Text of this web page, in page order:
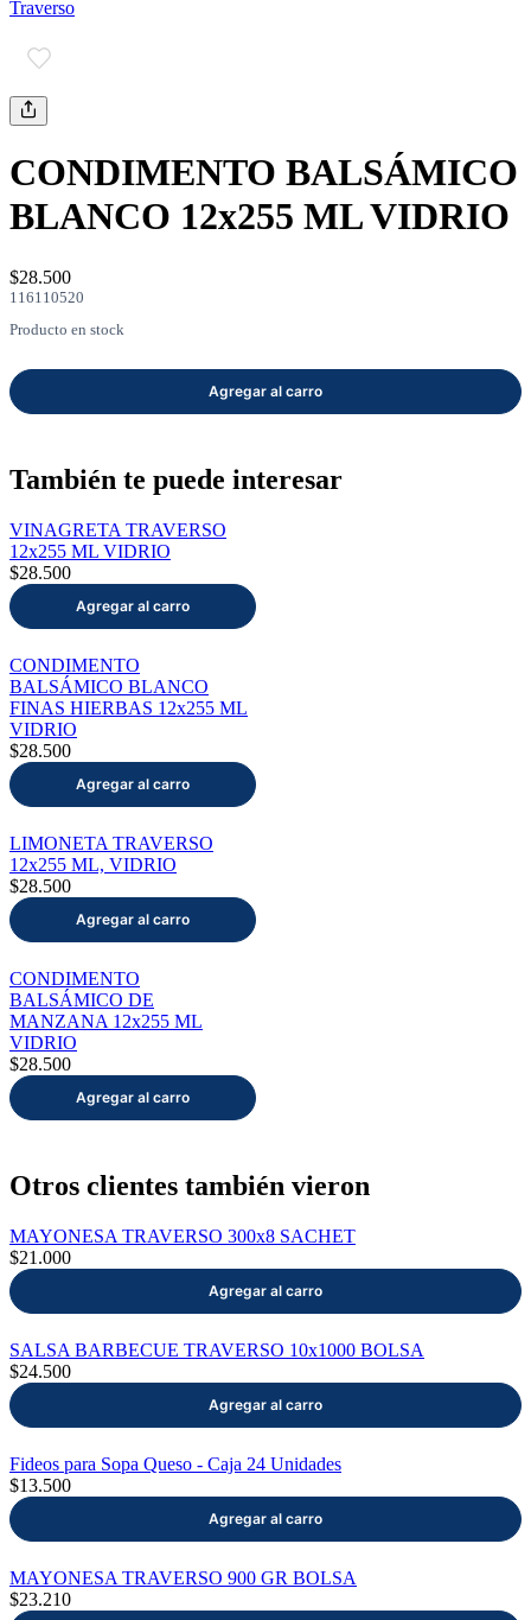
mayor
Contáctanos
Nosotros
Traverso
Traverso
CONDIMENTO BALSÁMICO
BLANCO 12x255 ML VIDRIO
$28.500
116110520
Producto en stock
También te puede interesar
VINAGRETA TRAVERSO
12x255 ML VIDRIO
$28.500
CONDIMENTO
BALSÁMICO BLANCO
FINAS HIERBAS 12x255 ML
VIDRIO
$28.500
LIMONETA TRAVERSO
12x255 ML, VIDRIO
$28.500
CONDIMENTO
BALSÁMICO DE
MANZANA 12x255 ML
VIDRIO
$28.500
Otros clientes también vieron
MAYONESA TRAVERSO 300x8 SACHET
$21.000
SALSA BARBECUE TRAVERSO 10x1000 BOLSA
$24.500
Fideos para Sopa Queso - Caja 24 Unidades
$13.500
MAYONESA TRAVERSO 900 GR BOLSA
$23.210